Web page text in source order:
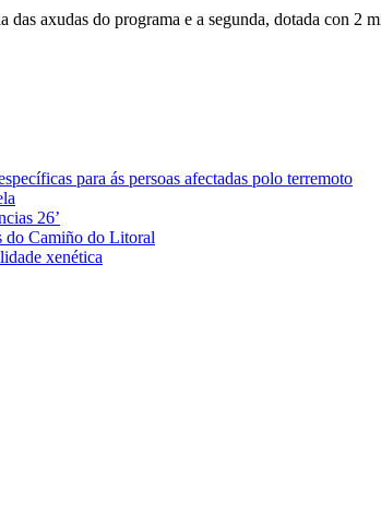
axudas do programa e a segunda, dotada con 2
para ás persoas afectadas polo terremoto
26’
do Camiño do Litoral
xenética